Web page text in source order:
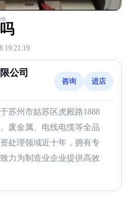
19:21:19
公司
咨询 进店
苏州市姑苏区虎殿路1888
废金属、电线电缆等全品
处理领域近十年，拥有专
力为制造业企业提供高效